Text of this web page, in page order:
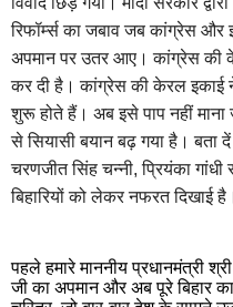
रिफॉर्म्स का जबाव जब कांग्रेस और
अपमान पर उतर आए। कांग्रेस की
कर दी है। कांग्रेस की केरल इकाई ने
शुरू होते हैं। अब इसे पाप नहीं
से सियासी बयान बढ़ गया है। बता
चरणजीत सिंह चन्नी, प्रियंका
बिहारियों को लेकर नफरत दिखाई है।
पहले हमारे माननीय प्रधानमंत्री श्री
जी का अपमान और अब पूरे बिहार